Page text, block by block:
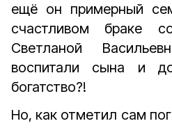
ещё он примерный
счастливом браке
Светланой
воспитали сына и
богатство?!
Но, как отметил сам